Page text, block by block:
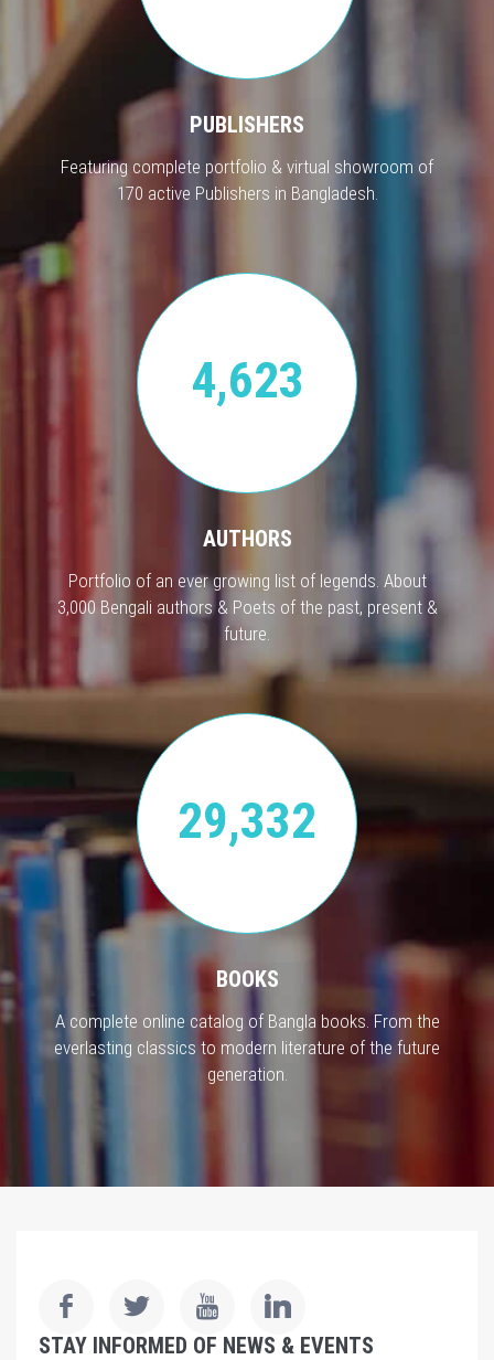
PUBLISHERS
Featuring complete portfolio & virtual showroom of
170 active Publishers in Bangladesh.
4,623
AUTHORS
Portfolio of an ever growing list of legends. About
3,000 Bengali authors & Poets of the past, present &
future.
29,332
BOOKS
A complete online catalog of Bangla books. From the
everlasting classics to modern literature of the future
generation.
STAY INFORMED OF NEWS & EVENTS